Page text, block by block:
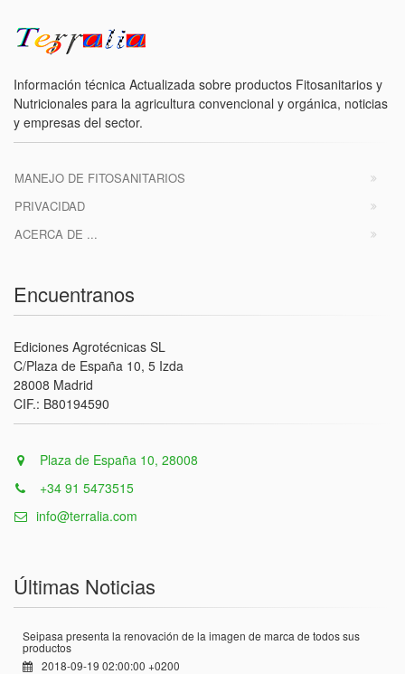
Información técnica Actualizada sobre productos Fitosanitarios y
Nutricionales para la agricultura convencional y orgánica, noticias
y empresas del sector.
MANEJO DE FITOSANITARIOS
PRIVACIDAD
ACERCA DE ...
Encuentranos
Ediciones Agrotécnicas SL
C/Plaza de España 10, 5 Izda
28008 Madrid
CIF.: B80194590
Plaza de España 10, 28008
+34 91 5473515
info@terralia.com
Últimas Noticias
Seipasa presenta la renovación de la imagen de marca de todos sus
productos
2018-09-19 02:00:00 +0200